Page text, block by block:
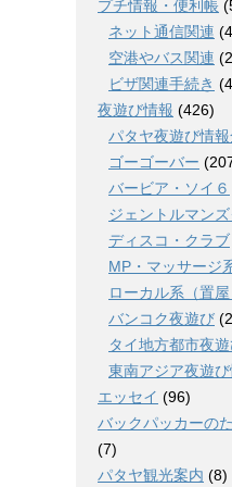
プチ情報・便利帳
ネット通信関連
空港やバス関連
ビザ関連手続き
夜遊び情報 (426)
パタヤ夜遊び情
ゴーゴーバー
バービア・ソイ６
ジェントルマン
ディスコ・クラブ
MP・マッサージ
ローカル系（置屋
バンコク夜遊び
タイ地方都市夜
東南アジア夜遊
エッセイ (96)
バックパッカーの
(7)
パタヤ観光案内 (8)